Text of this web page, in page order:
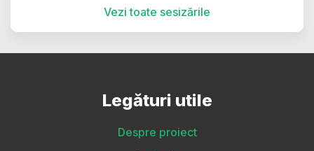
Vezi toate sesizările
Legături utile
Despre proiect